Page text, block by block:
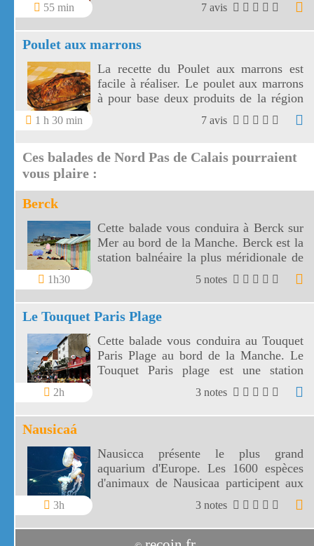
55 min 7 avis
Poulet aux marrons
1 h 30 min
La recette du Poulet aux marrons est
facile à réaliser. Le poulet aux marrons
à pour base deux produits de la région
Rhône Alpes, le poulet de Bresse et les
7 avis
Ces balades de Nord Pas de Calais pourraient
vous plaire :
Berck
1h30
Cette balade vous conduira à Berck sur
Mer au bord de la Manche. Berck est la
station balnéaire la plus méridionale de
5 notes
Le Touquet Paris Plage
2h
Cette balade vous conduira au Touquet
Paris Plage au bord de la Manche. Le
Touquet Paris plage est une station
balnéaire appréciée des parisiens depuis
la fin du XIXe siècle.
3 notes
Nausicaá
3h
Nausicca présente le plus grand
aquarium d'Europe. Les 1600 espèces
d'animaux de Nausicaa participent aux
spectacles de l'océan et de ses rivages.
3 notes